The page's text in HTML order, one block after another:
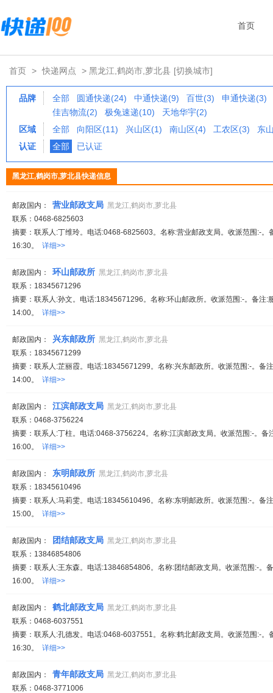
首页
首页 > 快递网点 > 黑龙江,鹤岗市,萝北县 [切换城市]
品牌 全部 圆通快递(24) 中通快递(9) 百世(3)
申通快递(3)
佳吉物流(2)
极兔速递(10)
天地华宇(2)
区域
全部 向阳区(11) 兴山区(1) 南山区(4) 工农区(3)
东
认证
全部 已认证
黑龙江,鹤岗市,萝北县快递信息
邮政国内： 营业邮政支局 黑龙江,鹤岗市,萝北县
联系：0468-6825603
摘要：联系人:丁维玲。电话:0468-6825603。名称:营业邮政支局。收派范围:-。
16:30。 详细>>
邮政国内： 环山邮政所 黑龙江,鹤岗市,萝北县
联系：18345671296
摘要：联系人:孙文。电话:18345671296。名称:环山邮政所。收派范围:-。备注:
14:00。 详细>>
邮政国内： 兴东邮政所 黑龙江,鹤岗市,萝北县
联系：18345671299
摘要：联系人:芷丽霞。电话:18345671299。名称:兴东邮政所。收派范围:-。备
14:00。 详细>>
邮政国内： 江滨邮政支局 黑龙江,鹤岗市,萝北县
联系：0468-3756224
摘要：联系人:丁柱。电话:0468-3756224。名称:江滨邮政支局。收派范围:-。备
16:00。 详细>>
邮政国内： 东明邮政所 黑龙江,鹤岗市,萝北县
联系：18345610496
摘要：联系人:马莉雯。电话:18345610496。名称:东明邮政所。收派范围:-。备
15:00。 详细>>
邮政国内： 团结邮政支局 黑龙江,鹤岗市,萝北县
联系：13846854806
摘要：联系人:王东森。电话:13846854806。名称:团结邮政支局。收派范围:-。
16:00。 详细>>
邮政国内： 鹤北邮政支局 黑龙江,鹤岗市,萝北县
联系：0468-6037551
摘要：联系人:孔德发。电话:0468-6037551。名称:鹤北邮政支局。收派范围:-。
16:30。 详细>>
邮政国内： 青年邮政支局 黑龙江,鹤岗市,萝北县
联系：0468-3771006